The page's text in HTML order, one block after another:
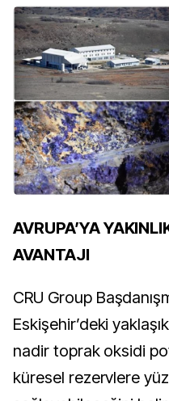
AVRUPA’YA
AVANTAJI
CRU Group
Eskişehir’deki
nadir toprak oksidi
küresel rezervlere